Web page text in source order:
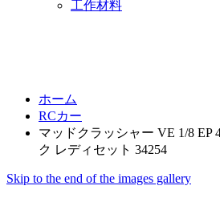
工作材料
ホーム
RCカー
マッドクラッシャー VE 1/8 EP
ク レディセット 34254
Skip to the end of the images gallery